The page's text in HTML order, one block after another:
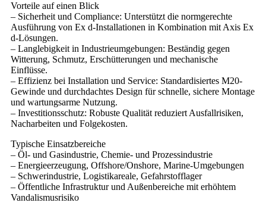
Vorteile auf einen Blick
– Sicherheit und Compliance: Unterstützt die normgerechte
Ausführung von Ex d-Installationen in Kombination mit Axis Ex
d-Lösungen.
– Langlebigkeit in Industrieumgebungen: Beständig gegen
Witterung, Schmutz, Erschütterungen und mechanische
Einflüsse.
– Effizienz bei Installation und Service: Standardisiertes M20-
Gewinde und durchdachtes Design für schnelle, sichere Montage
und wartungsarme Nutzung.
– Investitionsschutz: Robuste Qualität reduziert Ausfallrisiken,
Nacharbeiten und Folgekosten.
Typische Einsatzbereiche
– Öl- und Gasindustrie, Chemie- und Prozessindustrie
– Energieerzeugung, Offshore/Onshore, Marine-Umgebungen
– Schwerindustrie, Logistikareale, Gefahrstofflager
– Öffentliche Infrastruktur und Außenbereiche mit erhöhtem
Vandalismusrisiko